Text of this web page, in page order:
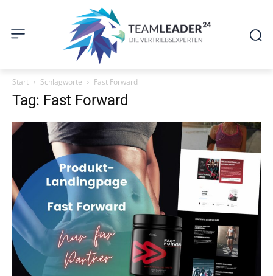
Start Schlagworte Fast Forward
Tag: Fast Forward